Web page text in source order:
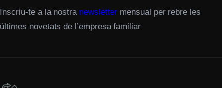
Inscriu-te a la nostra newsletter mensual per rebre les
últimes novetats de l’empresa familiar